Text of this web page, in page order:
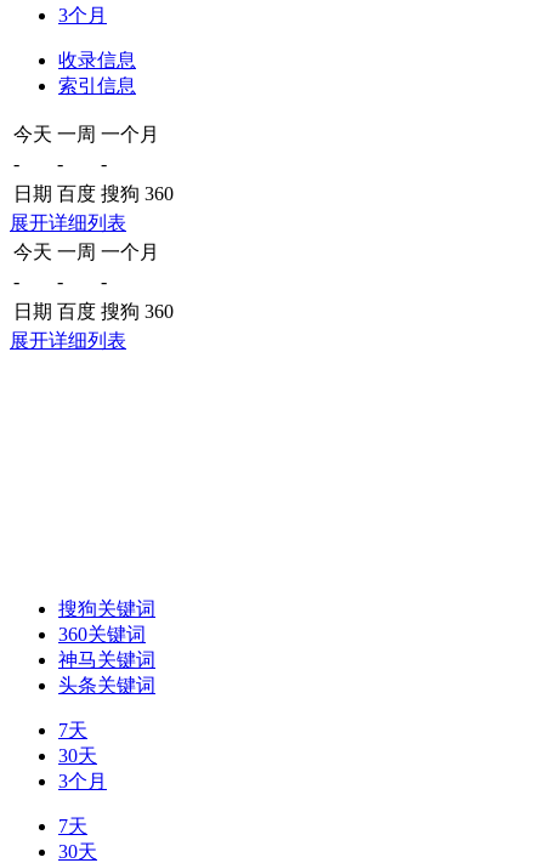
3个月
收录信息
索引信息
今天 一周 一个月
-
-
-
日期 百度 搜狗 360
展开详细列表
今天 一周 一个月
-
-
-
日期 百度 搜狗 360
展开详细列表
搜狗关键词
360关键词
神马关键词
头条关键词
7天
30天
3个月
7天
30天